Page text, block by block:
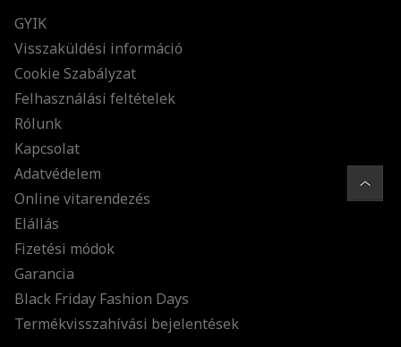
GYIK
Visszaküldési információ
Cookie Szabályzat
Felhasználási feltételek
Rólunk
Kapcsolat
Adatvédelem
Online vitarendezés
Elállás
Fizetési módok
Garancia
Black Friday Fashion Days
Termékvisszahívási bejelentések